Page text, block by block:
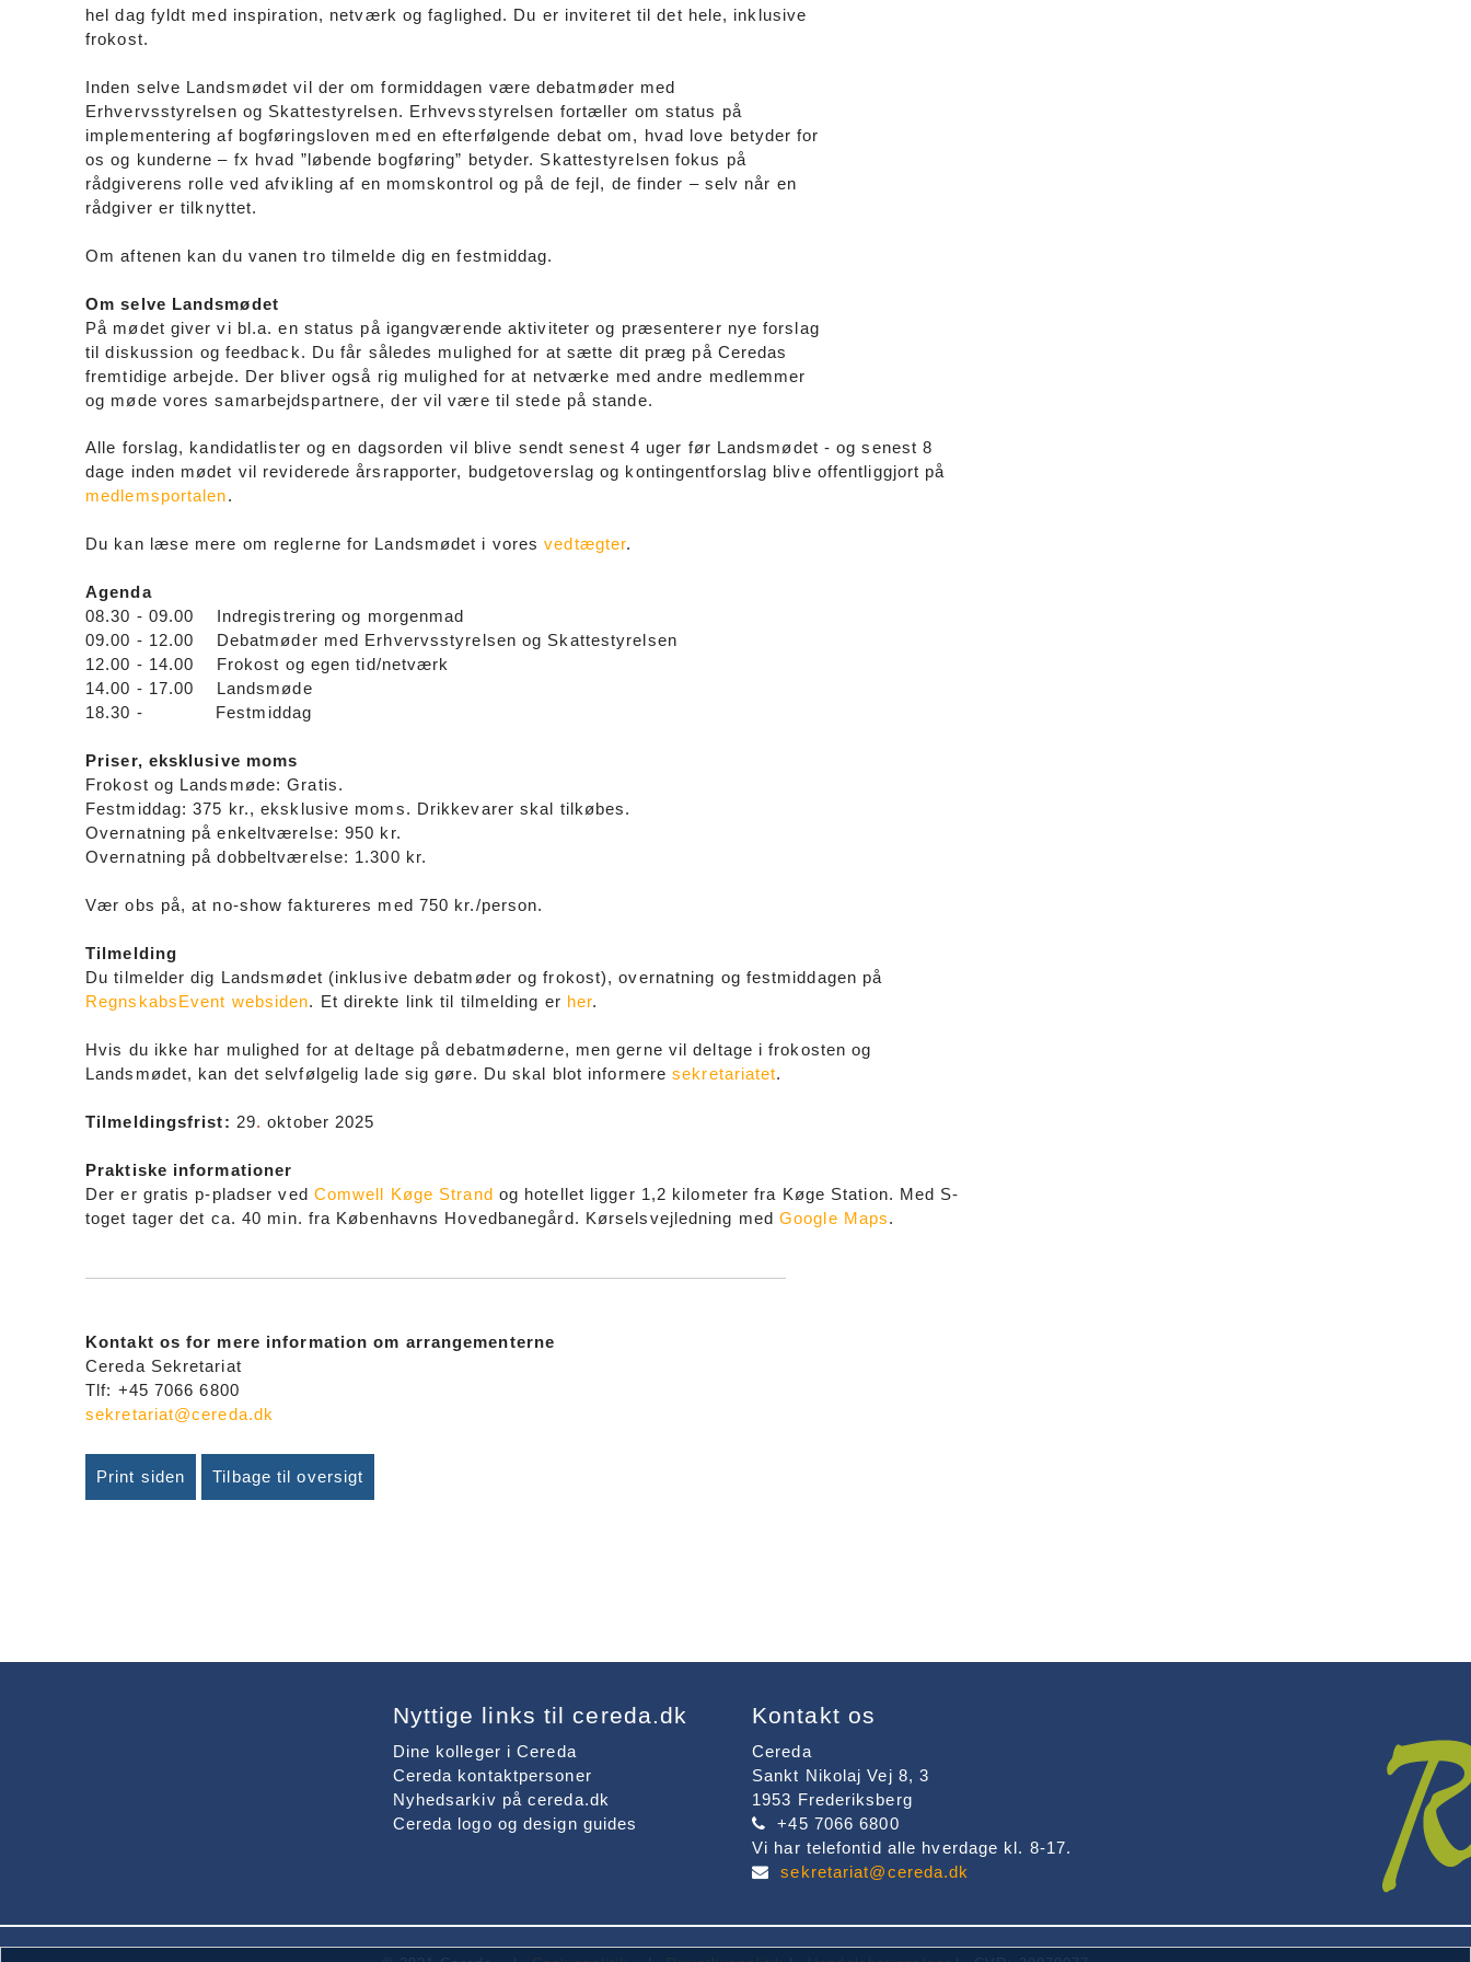
hel dag fyldt med inspiration, netværk og faglighed. Du er inviteret til det hele, inklusive
frokost.
Inden selve Landsmødet vil der om formiddagen være debatmøder med
Erhvervsstyrelsen og Skattestyrelsen. Erhvevsstyrelsen fortæller om status på
implementering af bogføringsloven med en efterfølgende debat om, hvad love betyder for
os og kunderne – fx hvad ”løbende bogføring” betyder. Skattestyrelsen fokus på
rådgiverens rolle ved afvikling af en momskontrol og på de fejl, de finder – selv når en
rådgiver er tilknyttet.
Om aftenen kan du vanen tro tilmelde dig en festmiddag.
Om selve Landsmødet
På mødet giver vi bl.a. en status på igangværende aktiviteter og præsenterer nye forslag
til diskussion og feedback. Du får således mulighed for at sætte dit præg på Ceredas
fremtidige arbejde. Der bliver også rig mulighed for at netværke med andre medlemmer
og møde vores samarbejdspartnere, der vil være til stede på stande.
Alle forslag, kandidatlister og en dagsorden vil blive sendt senest 4 uger før Landsmødet - og senest 8
dage inden mødet vil reviderede årsrapporter, budgetoverslag og kontingentforslag blive offentliggjort på
medlemsportalen.
Du kan læse mere om reglerne for Landsmødet i voresvedtægter.
Agenda
08.30 - 09.00 Indregistrering og morgenmad
09.00 - 12.00 Debatmøder med Erhvervsstyrelsen og Skattestyrelsen
12.00 - 14.00 Frokost og egen tid/netværk
14.00 - 17.00 Landsmøde
18.30 - Festmiddag
Priser, eksklusive moms
Frokost og Landsmøde: Gratis.
Festmiddag: 375 kr., eksklusive moms. Drikkevarer skal tilkøbes.
Overnatning på enkeltværelse: 950 kr.
Overnatning på dobbeltværelse: 1.300 kr.
Vær obs på, at no-show faktureres med 750 kr./person.
Tilmelding
Du tilmelder dig Landsmødet (inklusive debatmøder og frokost), overnatning og festmiddagen på
RegnskabsEvent websiden. Et direkte link til tilmelding er her.
Hvis du ikke har mulighed for at deltage på debatmøderne, men gerne vil deltage i frokosten og
Landsmødet, kan det selvfølgelig lade sig gøre. Du skal blot informeresekretariatet.
Tilmeldingsfrist: 29.oktober 2025
Praktiske informationer
Der er gratis p-pladser ved Comwell Køge Strand og hotellet ligger 1,2 kilometer fra Køge Station. Med S-
toget tager det ca. 40 min. fra Københavns Hovedbanegård. Kørselsvejledning med Google Maps.
Kontakt os for mere information om arrangementerne
Cereda Sekretariat
Tlf: +45 7066 6800
sekretariat@cereda.dk
Print siden Tilbage til oversigt
Nyttige links til cereda.dk
Dine kolleger i Cereda
Cereda kontaktpersoner
Nyhedsarkiv på cereda.dk
Cereda logo og design guides
Kontakt os
Cereda
Sankt Nikolaj Vej 8, 3
1953 Frederiksberg
+45 7066 6800
Vi har telefontid alle hverdage kl. 8-17.
sekretariat@cereda.dk